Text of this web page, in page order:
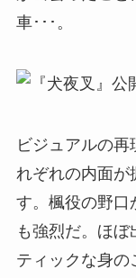
車･･･。
ビジュアルの
れぞれの内面が
す。楓役の野口
も強烈だ。ほ
ティックな身の